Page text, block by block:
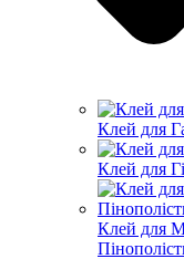
Клей для
Клей для
Клей для